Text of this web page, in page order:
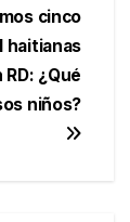
cinco
haitianas
¿Qué
niños?